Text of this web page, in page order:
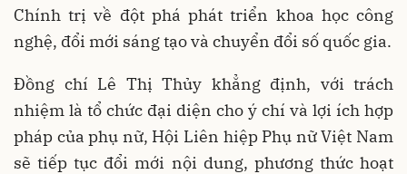
Chính trị về đột phá phát triển khoa học công
nghệ, đổi mới sáng tạo và chuyển đổi số quốc gia.
Đồng chí Lê Thị Thủy khẳng định, với trách
nhiệm là tổ chức đại diện cho ý chí và lợi ích hợp
pháp của phụ nữ, Hội Liên hiệp Phụ nữ Việt Nam
sẽ tiếp tục đổi mới nội dung, phương thức hoạt